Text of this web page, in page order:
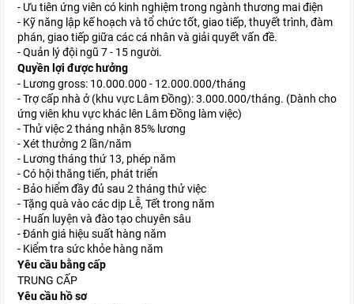
- Ưu tiên ứng viên có kinh nghiệm trong ngành thương mai điện
- Kỹ năng lập kế hoạch và tổ chức tốt, giao tiếp, thuyết trình, đàm
phán, giao tiếp giữa các cá nhân và giải quyết vấn đề.
- Quản lý đội ngũ 7 - 15 người.
Quyền lợi được hưởng
- Lương gross: 10.000.000 - 12.000.000/tháng
- Trợ cấp nhà ở (khu vực Lâm Đồng): 3.000.000/tháng. (Dành cho
ứng viên khu vực khác lên Lâm Đồng làm việc)
- Thử việc 2 tháng nhận 85% lương
- Xét thưởng 2 lần/năm
- Lương tháng thứ 13, phép năm
- Có hội thăng tiến, phát triển
- Bảo hiểm đầy đủ sau 2 tháng thử việc
- Tặng quà vào các dịp Lễ, Tết trong năm
- Huấn luyện và đào tạo chuyên sâu
- Đánh giá hiệu suất hàng năm
- Kiểm tra sức khỏe hàng năm
Yêu cầu bằng cấp
TRUNG CẤP
Yêu cầu hồ sơ